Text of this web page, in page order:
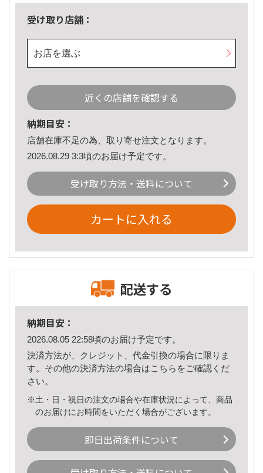
受け取り店舗：
お店を選ぶ
近くの店舗を確認する
納期目安：
店舗在庫不足の為、取り寄せ注文となります。
2026.08.29 3:3頃のお届け予定です。
受け取り方法・送料について
カートに入れる
配送する
納期目安：
2026.08.05 22:58頃のお届け予定です。
決済方法が、クレジット、代金引換の場合に限りま
す。その他の決済方法の場合はこちら をご確認くだ
さい。
※土・日・祝日の注文の場合や在庫状況によって、商品
のお届けにお時間をいただく場合がございます。
即日出荷条件について